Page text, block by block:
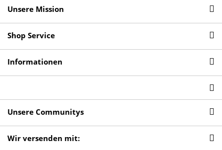
Unsere Mission
Shop Service
Informationen
Unsere Communitys
Wir versenden mit: